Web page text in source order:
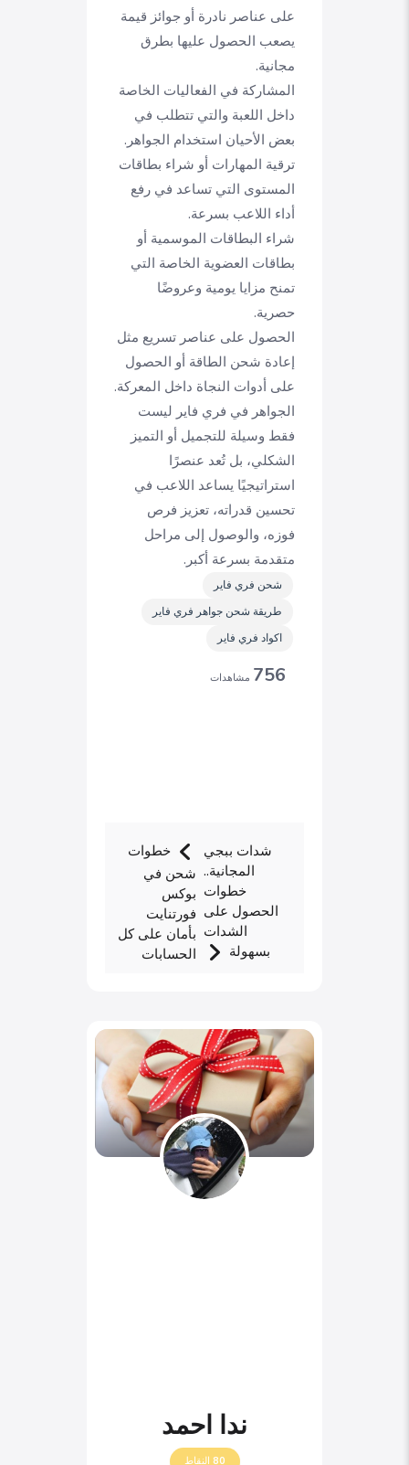
على عناصر نادرة أو جوائز قيمة
يصعب الحصول عليها بطرق
مجانية.
المشاركة في الفعاليات الخاصة
داخل اللعبة والتي تتطلب في
بعض الأحيان استخدام الجواهر.
ترقية المهارات أو شراء بطاقات
المستوى التي تساعد في رفع
أداء اللاعب بسرعة.
شراء البطاقات الموسمية أو
بطاقات العضوية الخاصة التي
تمنح مزايا يومية وعروضًا
حصرية.
الحصول على عناصر تسريع مثل
إعادة شحن الطاقة أو الحصول
على أدوات النجاة داخل المعركة.
الجواهر في فري فاير ليست
فقط وسيلة للتجميل أو التميز
الشكلي، بل تُعد عنصرًا
استراتيجيًا يساعد اللاعب في
تحسين قدراته، تعزيز فرص
فوزه، والوصول إلى مراحل
متقدمة بسرعة أكبر.
شحن فري فاير
طريقة شحن جواهر فري فاير
اكواد فري فاير
756 مشاهدات
خطوات
شحن في
بوكس
فورتنايت
بأمان على كل
الحسابات
شدات ببجي
المجانية..
خطوات
الحصول على
الشدات
بسهولة
ندا احمد
80 النقاط